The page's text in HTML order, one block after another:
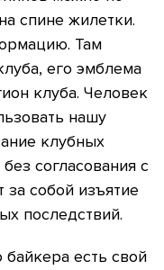
спине жилетки.
Там
его эмблема
клуба. Человек
нашу
клубных
согласования с
за собой изъятие
последствий.
есть свой